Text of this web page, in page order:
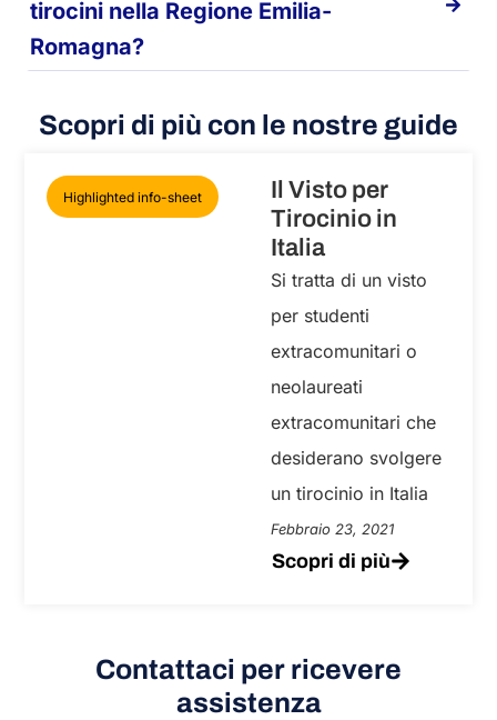
tirocini nella Regione Emilia-
Romagna?
Scopri di più con le nostre guide
Highlighted info-sheet
Il Visto per
Tirocinio in
Italia
Si tratta di un visto
per studenti
extracomunitari o
neolaureati
extracomunitari che
desiderano svolgere
un tirocinio in Italia
Febbraio 23, 2021
Scopri di più
Contattaci per ricevere
assistenza